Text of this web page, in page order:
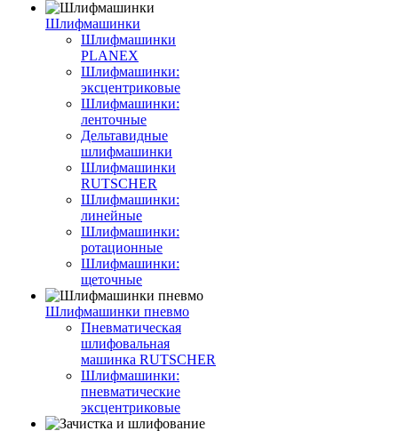
Шлифмашинки
Шлифмашинки
PLANEX
Шлифмашинки:
эксцентриковые
Шлифмашинки:
ленточные
Дельтавидные
шлифмашинки
Шлифмашинки
RUTSCHER
Шлифмашинки:
линейные
Шлифмашинки:
ротационные
Шлифмашинки:
щеточные
Шлифмашинки пневмо
Пневматическая
шлифовальная
машинка RUTSCHER
Шлифмашинки:
пневматические
эксцентриковые